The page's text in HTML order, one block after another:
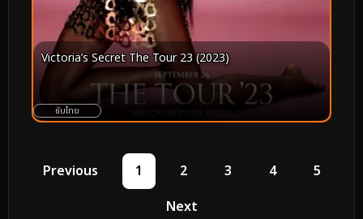
Victoria’s Secret The Tour 23 (2023)
ซับไทย
Previous 1 2 3 4
5
Next